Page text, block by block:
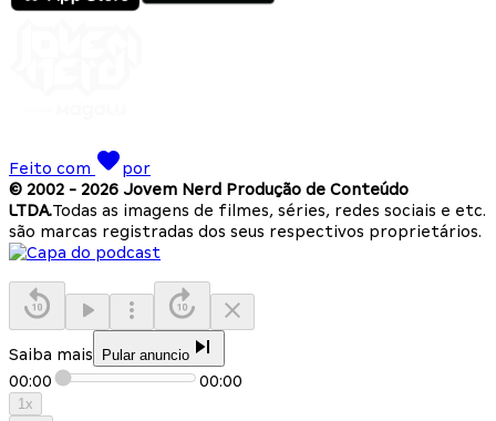
Feito com
por
© 2002 - 2026 Jovem Nerd Produção de Conteúdo
LTDA.Todas as imagens de filmes, séries, redes sociais e etc.
são marcas registradas dos seus respectivos proprietários.
Saiba mais Pular anuncio
00:00 00:00
1x